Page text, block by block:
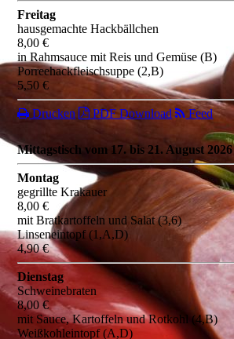
Freitag
hausgemachte Hackbällchen
8,00 €
in Rahmsauce mit Reis und Gemüse (B)
Porreehackfleischsuppe (2,B)
5,50 €
Drucken PDF Download Feed
Mittagstisch vom 17. bis 21. August 2026
Montag
gegrillte Krakauer
8,00 €
mit Bratkartoffeln und Salat (3,6)
Linseneintopf (1,A,D)
4,90 €
Dienstag
Schweinebraten
8,00 €
mit Sauce, Kartoffeln und Rotkohl (4,B)
Weißkohleintopf (A,D)